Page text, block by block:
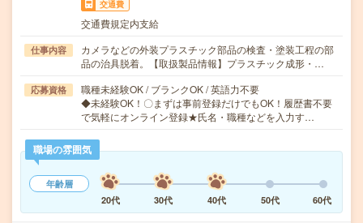
交通費
交通費規定内支給
仕事内容
カメラなどの外装プラスチック部品の検査・塗装工程の部
品の治具脱着。【取扱製品情報】プラスチック成形・…
応募資格
職種未経験OK / ブランクOK / 英語力不要
◆未経験OK！〇まずは事前登録だけでもOK！履歴書不要
で気軽にオンライン登録★氏名・職種などを入力す…
職場の雰囲気
年齢層
20代
30代 40代 50代 60代